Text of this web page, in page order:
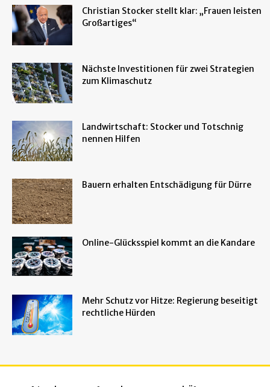
Christian Stocker stellt klar: „Frauen leisten
Großartiges“
Nächste Investitionen für zwei Strategien
zum Klimaschutz
Landwirtschaft: Stocker und Totschnig
nennen Hilfen
Bauern erhalten Entschädigung für Dürre
Online-Glücksspiel kommt an die Kandare
Mehr Schutz vor Hitze: Regierung beseitigt
rechtliche Hürden